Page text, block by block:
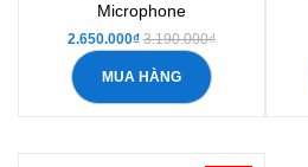
Microphone
2.650.000₫ 3.190.000₫
MUA HÀNG